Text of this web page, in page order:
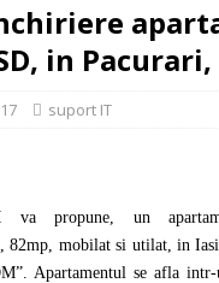
in Pacurari,
suport IT
va propune, un
82mp, mobilat si utilat, in
Apartamentul se afla